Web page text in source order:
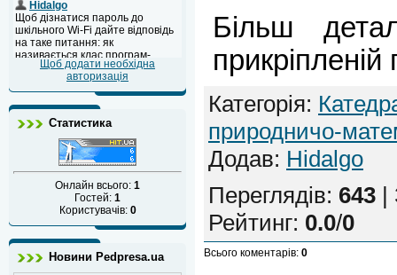
Щоб додати необхідна
авторизація
Статистика
Онлайн всього: 1
Гостей: 1
Користувачів: 0
Новини Pedpresa.ua
Більш
прикріпленій
Категорія:
природничо-
Додав: Hidalgo
Переглядів: 643 |
Рейтинг: 0.0/0
Всього коментарів: 0